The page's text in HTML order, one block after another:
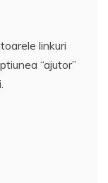
linkuri
“ajutor”